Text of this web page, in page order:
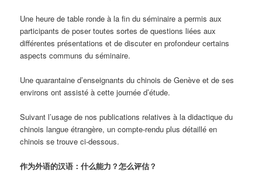
Une heure de table ronde à la fin du séminaire a permis aux
participants de poser toutes sortes de questions liées aux
différentes présentations et de discuter en profondeur certains
aspects communs du séminaire.
Une quarantaine d’enseignants du chinois de Genève et de ses
environs ont assisté à cette journée d’étude.
Suivant l’usage de nos publications relatives à la didactique du
chinois langue étrangère, un compte-rendu plus détaillé en
chinois se trouve ci-dessous.
作为外语的汉语：什么能力？怎么评估？